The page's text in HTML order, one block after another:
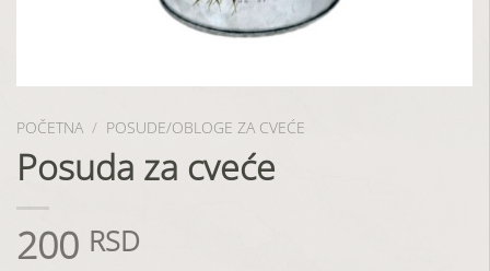
POČETNA / POSUDE/OBLOGE ZA CVEĆE
Posuda za cveće
200 RSD